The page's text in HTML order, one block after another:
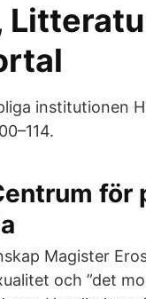
institutionen
för
Magister
och ”det